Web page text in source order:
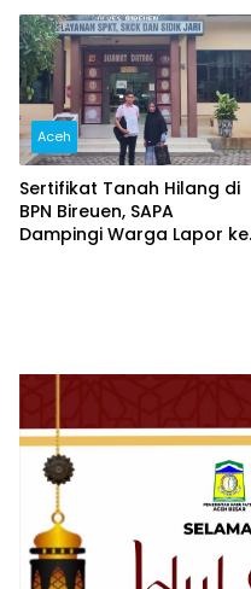
Kolaborasi
Aceh
Sertifikat Tanah Hilang di
BPN Bireuen, SAPA
Dampingi Warga Lapor ke